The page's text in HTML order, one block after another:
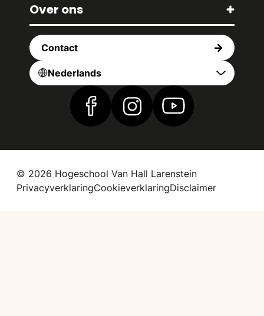
Over ons
Contact
Nederlands
Vind ons op Facebook
Vind ons op Instagram
Vind ons op
© 2026 Hogeschool Van Hall Larenstein
PrivacyverklaringCookieverklaringDisclaimer